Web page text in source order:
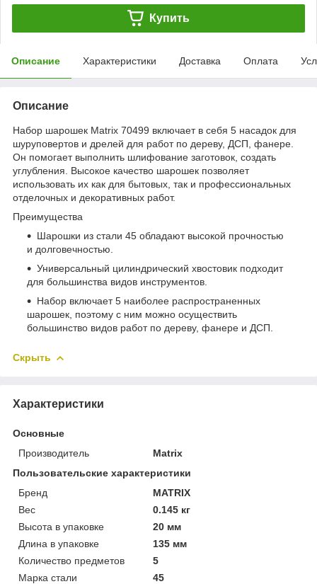
Купить
Описание Характеристики Доставка Оплата
Описание
Набор шарошек Matrix 70499 включает в себя 5 насадок для
шуруповертов и дрелей для работ по дереву, ДСП, фанере.
Он помогает выполнить шлифование заготовок, создать
углубления. Высокое качество шарошек позволяет
использовать их как для бытовых, так и профессиональных
отделочных и декоративных работ.
Преимущества
Шарошки из стали 45 обладают высокой прочностью
и долговечностью.
Универсальный цилиндрический хвостовик подходит
для большинства видов инструментов.
Набор включает 5 наиболее распространенных
шарошек, поэтому с ним можно осуществить
большинство видов работ по дереву, фанере и ДСП.
Скрыть
Характеристики
Основные
Производитель
Matrix
Пользовательские характеристики
Бренд
MATRIX
Вес
0.145 кг
Высота в упаковке
20 мм
Длина в упаковке
135 мм
Количество предметов
5
Марка стали
45